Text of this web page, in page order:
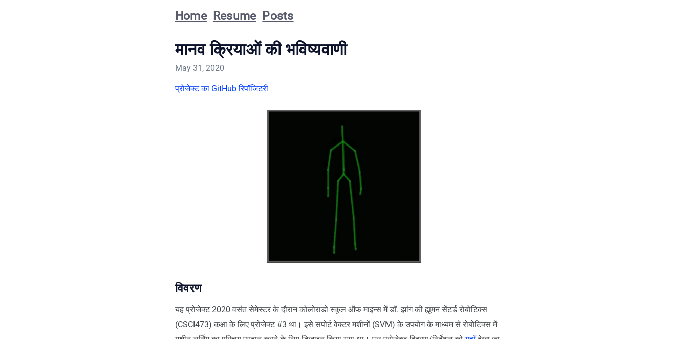
Home Resume Posts
मानव क्रियाओं की भविष्यवाणी
May 31, 2020
प्रोजेक्ट का GitHub रिपॉजिटरी
विवरण
यह प्रोजेक्ट 2020 वसंत सेमेस्टर के दौरान कोलोराडो स्कूल ऑफ माइन्स में डॉ. झांग की ह्यूमन सेंटर्ड रोबोटिक्स
(CSCI473) कक्षा के लिए प्रोजेक्ट #3 था। इसे सपोर्ट वेक्टर मशीनों (SVM) के उपयोग के माध्यम से रोबोटिक्स में